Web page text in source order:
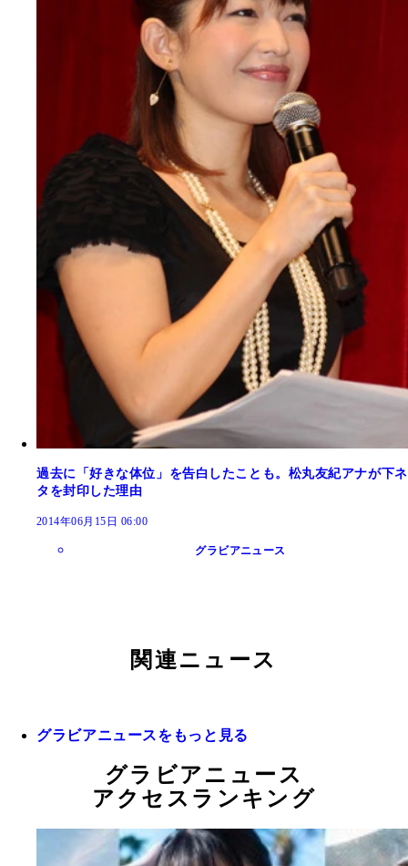
過去に「好きな体位」を告白したことも。松丸友紀アナが下ネ
タを封印した理由
2014年06月15日 06:00
グラビアニュース
関連ニュース
グラビアニュースをもっと見る
グラビアニュース
アクセスランキング